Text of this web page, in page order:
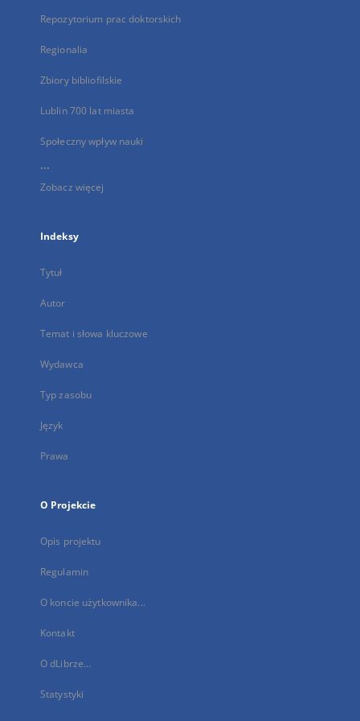
Repozytorium prac doktorskich
Regionalia
Zbiory bibliofilskie
Lublin 700 lat miasta
Społeczny wpływ nauki
...
Zobacz więcej
Indeksy
Tytuł
Autor
Temat i słowa kluczowe
Wydawca
Typ zasobu
Język
Prawa
O Projekcie
Opis projektu
Regulamin
O koncie użytkownika...
Kontakt
O dLibrze...
Statystyki